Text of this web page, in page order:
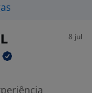
8 jul